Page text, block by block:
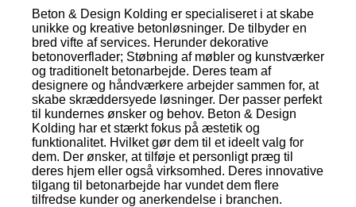
Beton & Design Kolding er specialiseret i at skabe
unikke og kreative betonløsninger. De tilbyder en
bred vifte af services. Herunder dekorative
betonoverflader; Støbning af møbler og kunstværker
og traditionelt betonarbejde. Deres team af
designere og håndværkere arbejder sammen for, at
skabe skræddersyede løsninger. Der passer perfekt
til kundernes ønsker og behov. Beton & Design
Kolding har et stærkt fokus på æstetik og
funktionalitet. Hvilket gør dem til et ideelt valg for
dem. Der ønsker, at tilføje et personligt præg til
deres hjem eller også virksomhed. Deres innovative
tilgang til betonarbejde har vundet dem flere
tilfredse kunder og anerkendelse i branchen.